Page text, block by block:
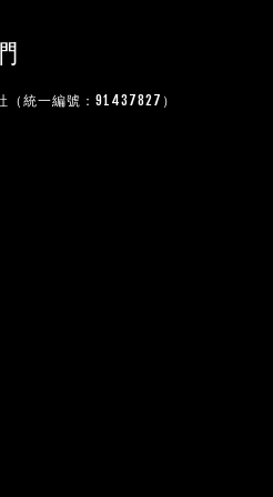
（統一編號：91437827）